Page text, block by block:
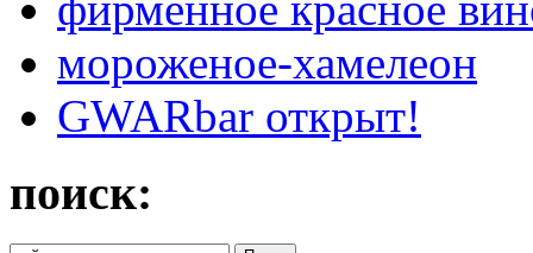
мороженое-хамелеон
GWARbar открыт!
поиск: